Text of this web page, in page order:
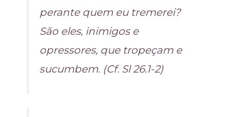
perante quem eu tremerei?
São eles, inimigos e
opressores, que tropeçam e
sucumbem. (Cf. Sl 26.1-2)